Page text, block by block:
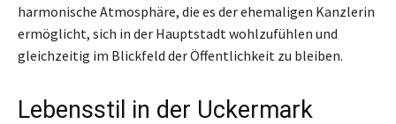
harmonische Atmosphäre, die es der ehemaligen Kanzlerin
ermöglicht, sich in der Hauptstadt wohlzufühlen und
gleichzeitig im Blickfeld der Öffentlichkeit zu bleiben.
Lebensstil in der Uckermark